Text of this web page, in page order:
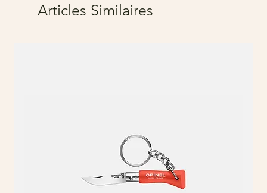
Articles Similaires